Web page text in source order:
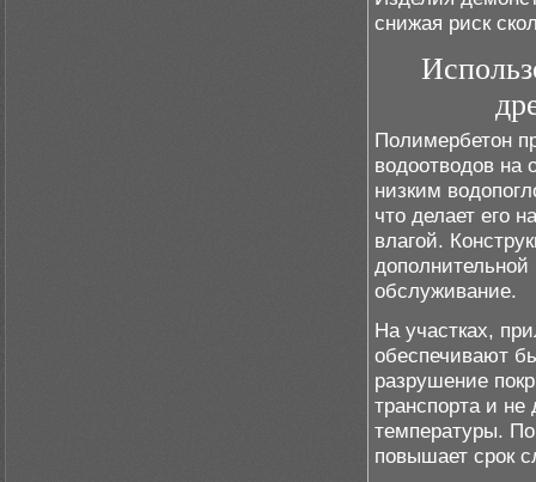
снижая риск
Полимербетон
водоотводов на
низким
что делает его
влагой.
обслуживание.
На участках,
обеспечивают
разрушение
транспорта и
температуры.
повышает срок